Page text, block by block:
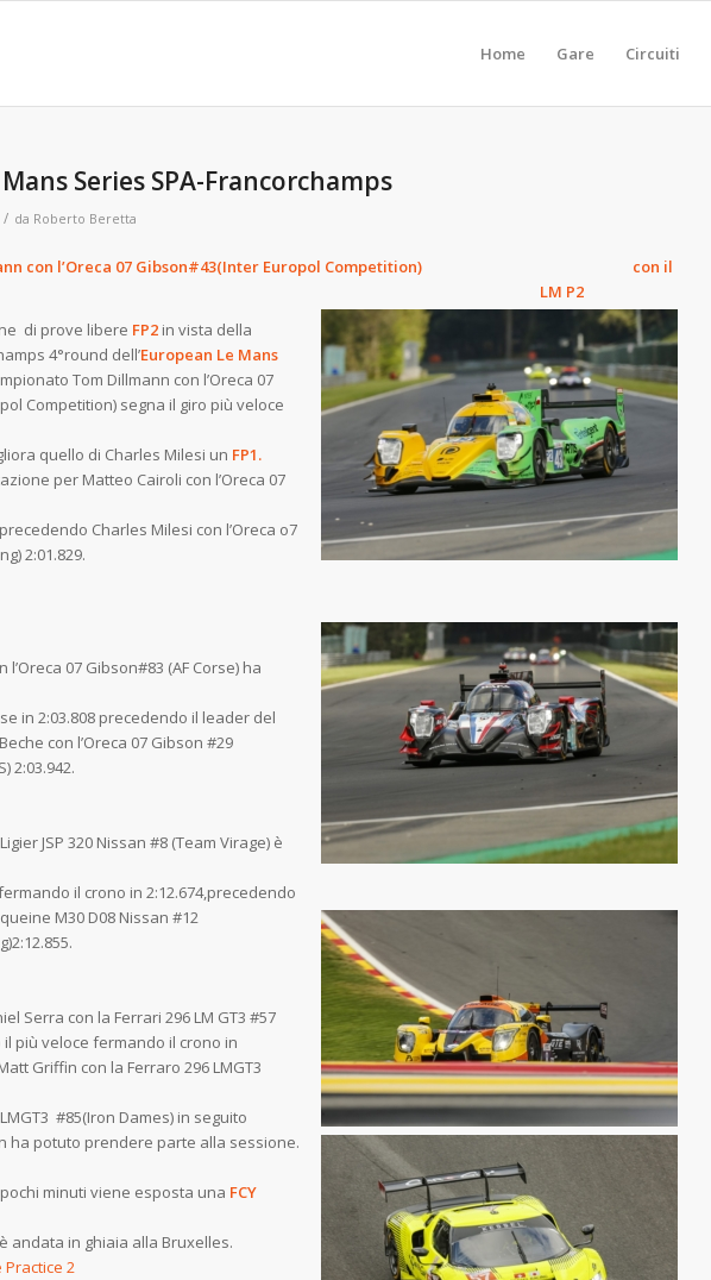
Home Gare Circuiti
Series SPA-Francorchamps
/ da Roberto Beretta
con l’Oreca 07 Gibson#43(Inter Europol Competition) con il
tempo
LM P2
di prove libere FP2 in vista della
4°round dell’European Le Mans
Tom Dillmann con l’Oreca 07
Competition) segna il giro più veloce
quello di Charles Milesi un FP1.
per Matteo Cairoli con l’Oreca 07
Charles Milesi con l’Oreca o7
2:01.829.
07 Gibson#83 (AF Corse) ha
in 2:03.808 precedendo il leader del
Beche con l’Oreca 07 Gibson #29
2:03.942.
JSP 320 Nissan #8 (Team Virage) è
il crono in 2:12.674,precedendo
Duqueine M30 D08 Nissan #12
Serra con la Ferrari 296 LM GT3 #57
il più veloce fermando il crono in
Griffin con la Ferraro 296 LMGT3
#85(Iron Dames) in seguito
ha potuto prendere parte alla sessione.
minuti viene esposta una FCY
andata in ghiaia alla Bruxelles.
Practice 2